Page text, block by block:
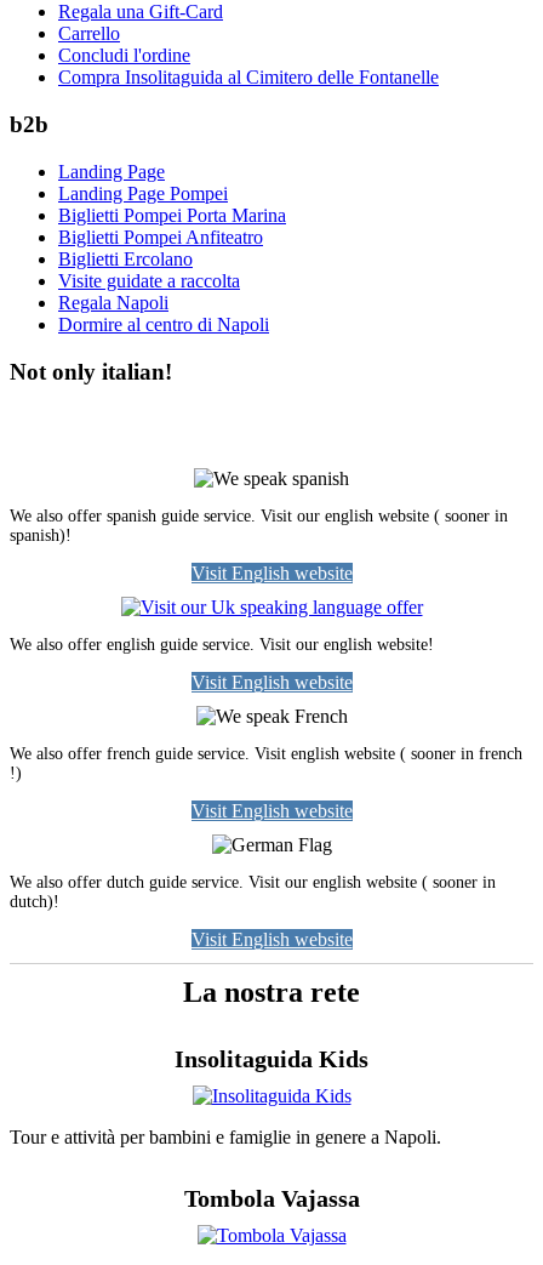
Regala una Gift-Card
Carrello
Concludi l'ordine
Compra Insolitaguida al Cimitero delle Fontanelle
b2b
Landing Page
Landing Page Pompei
Biglietti Pompei Porta Marina
Biglietti Pompei Anfiteatro
Biglietti Ercolano
Visite guidate a raccolta
Regala Napoli
Dormire al centro di Napoli
Not only italian!
We also offer spanish guide service. Visit our english website ( sooner in
spanish)!
Visit English website
We also offer english guide service. Visit our english website!
Visit English website
We also offer french guide service. Visit english website ( sooner in french
!)
Visit English website
We also offer dutch guide service. Visit our english website ( sooner in
dutch)!
Visit English website
La nostra rete
Insolitaguida Kids
Tour e attività per bambini e famiglie in genere a Napoli.
Tombola Vajassa